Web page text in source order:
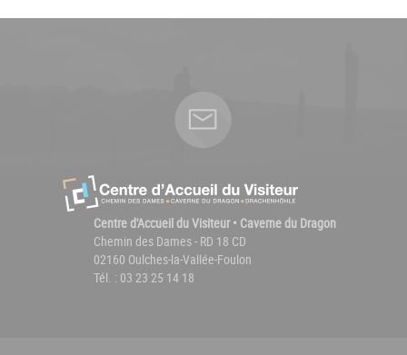
Centre d'Accueil du Visiteur • Caverne du Dragon
Chemin des Dames - RD 18 CD
02160 Oulches-la-Vallée-Foulon
Tél. : 03 23 25 14 18